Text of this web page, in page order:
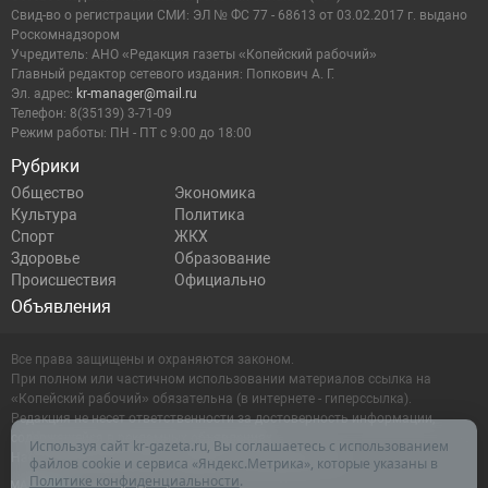
Рубрики
Общество
Экономика
Культура
Политика
Спорт
ЖКХ
Здоровье
Образование
Происшествия
Официально
Объявления
Cвид-во о регистрации СМИ: ЭЛ № ФС 77 - 68613 от 03.02.2017 г. выдано
Роскомнадзором
Учредитель: АНО «Редакция газеты «Копейский рабочий»
Главный редактор сетевого издания: Попкович А. Г.
Эл. адрес: kr-manager@mail.ru
Телефон: 8(35139) 3-71-09
Режим работы: ПН - ПТ с 9:00 до 18:00
Все права защищены и охраняются законом.
При полном или частичном использовании материалов ссылка на
«Копейский рабочий» обязательна (в интернете - гиперссылка).
Редакция не несет ответственности за достоверность информации,
содержащейся в рекламных объявлениях.
Настоящий ресурс может содержать материалы 16+
Используя сайт kr-gazeta.ru, Вы соглашаетесь с использованием
файлов cookie и сервиса «Яндекс.Метрика», которые указаны в
Политике конфиденциальности.